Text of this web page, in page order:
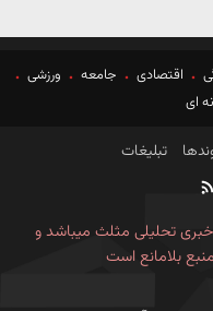
اقتصادی جامعه
ورزشی
ای
تبلیغات
تحلیلی مثلث میباشد و
بلامانع است